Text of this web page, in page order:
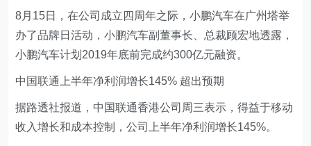
8月15日，在公司成立四周年之际，小鹏汽车在广州塔举
办了品牌日活动，小鹏汽车副董事长、总裁顾宏地透露，
小鹏汽车计划2019年底前完成约300亿元融资。
中国联通上半年净利润增长145% 超出预期
据路透社报道，中国联通香港公司周三表示，得益于移动
收入增长和成本控制，公司上半年净利润增长145%。